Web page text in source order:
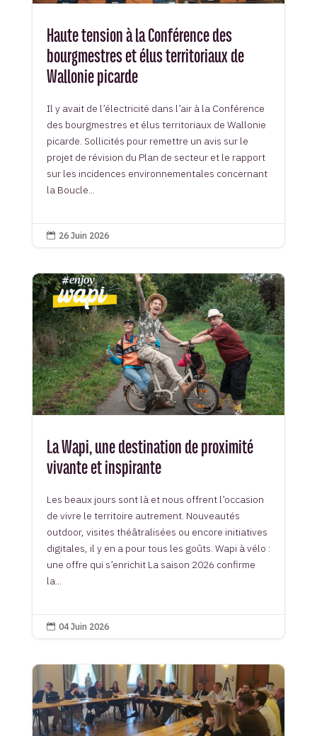
Haute tension à la Conférence des
bourgmestres et élus territoriaux de
Wallonie picarde
Il y avait de l’électricité dans l’air à la Conférence
des bourgmestres et élus territoriaux de Wallonie
picarde. Sollicités pour remettre un avis sur le
projet de révision du Plan de secteur et le rapport
sur les incidences environnementales concernant
la Boucle...
 26 Juin 2026
La Wapi, une destination de proximité
vivante et inspirante
Les beaux jours sont là et nous offrent l’occasion
de vivre le territoire autrement. Nouveautés
outdoor, visites théâtralisées ou encore initiatives
digitales, il y en a pour tous les goûts. Wapi à vélo :
une offre qui s’enrichit La saison 2026 confirme
la...
 04 Juin 2026